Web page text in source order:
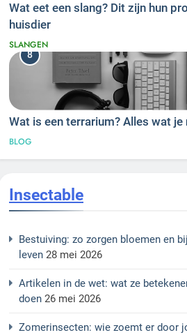
Wat eet een slang? Dit zijn hun
huisdier
SLANGEN
8
Wat is een terrarium? Alles wat
BLOG
Insectable
Bestuiving: zo zorgen bloemen en
leven 28 mei 2026
Artikelen in de wet: wat ze
doen 26 mei 2026
Zomerinsecten: wie zoemt er door